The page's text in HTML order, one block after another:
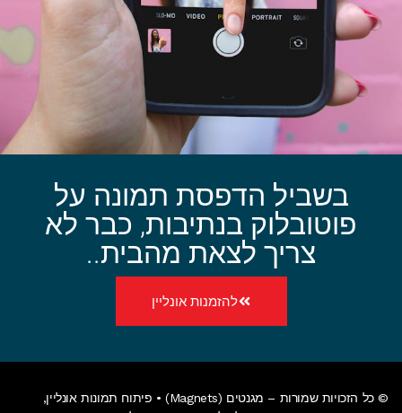
בשביל הדפסת תמונה על
פוטובלוק בנתיבות, כבר לא
צריך לצאת מהבית..
להזמנות אונליין
© כל הזכויות שמורות – מגנטים (Magnets) • פיתוח תמונות אונליין,